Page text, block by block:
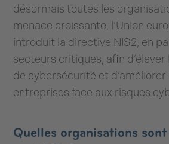
désormais toutes les
menace croissante, l’Union
introduit la directive NIS2, en
secteurs critiques, afin d’élever
de cybersécurité et
entreprises face aux risques
Quelles organisations sont